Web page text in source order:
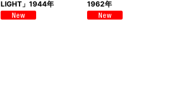
LIGHT」1944年
1962年